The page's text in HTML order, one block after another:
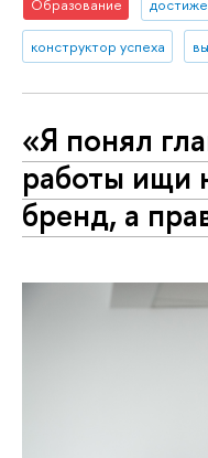
Образование
конструктор успеха
«Я понял
работы ищи
бренд, а